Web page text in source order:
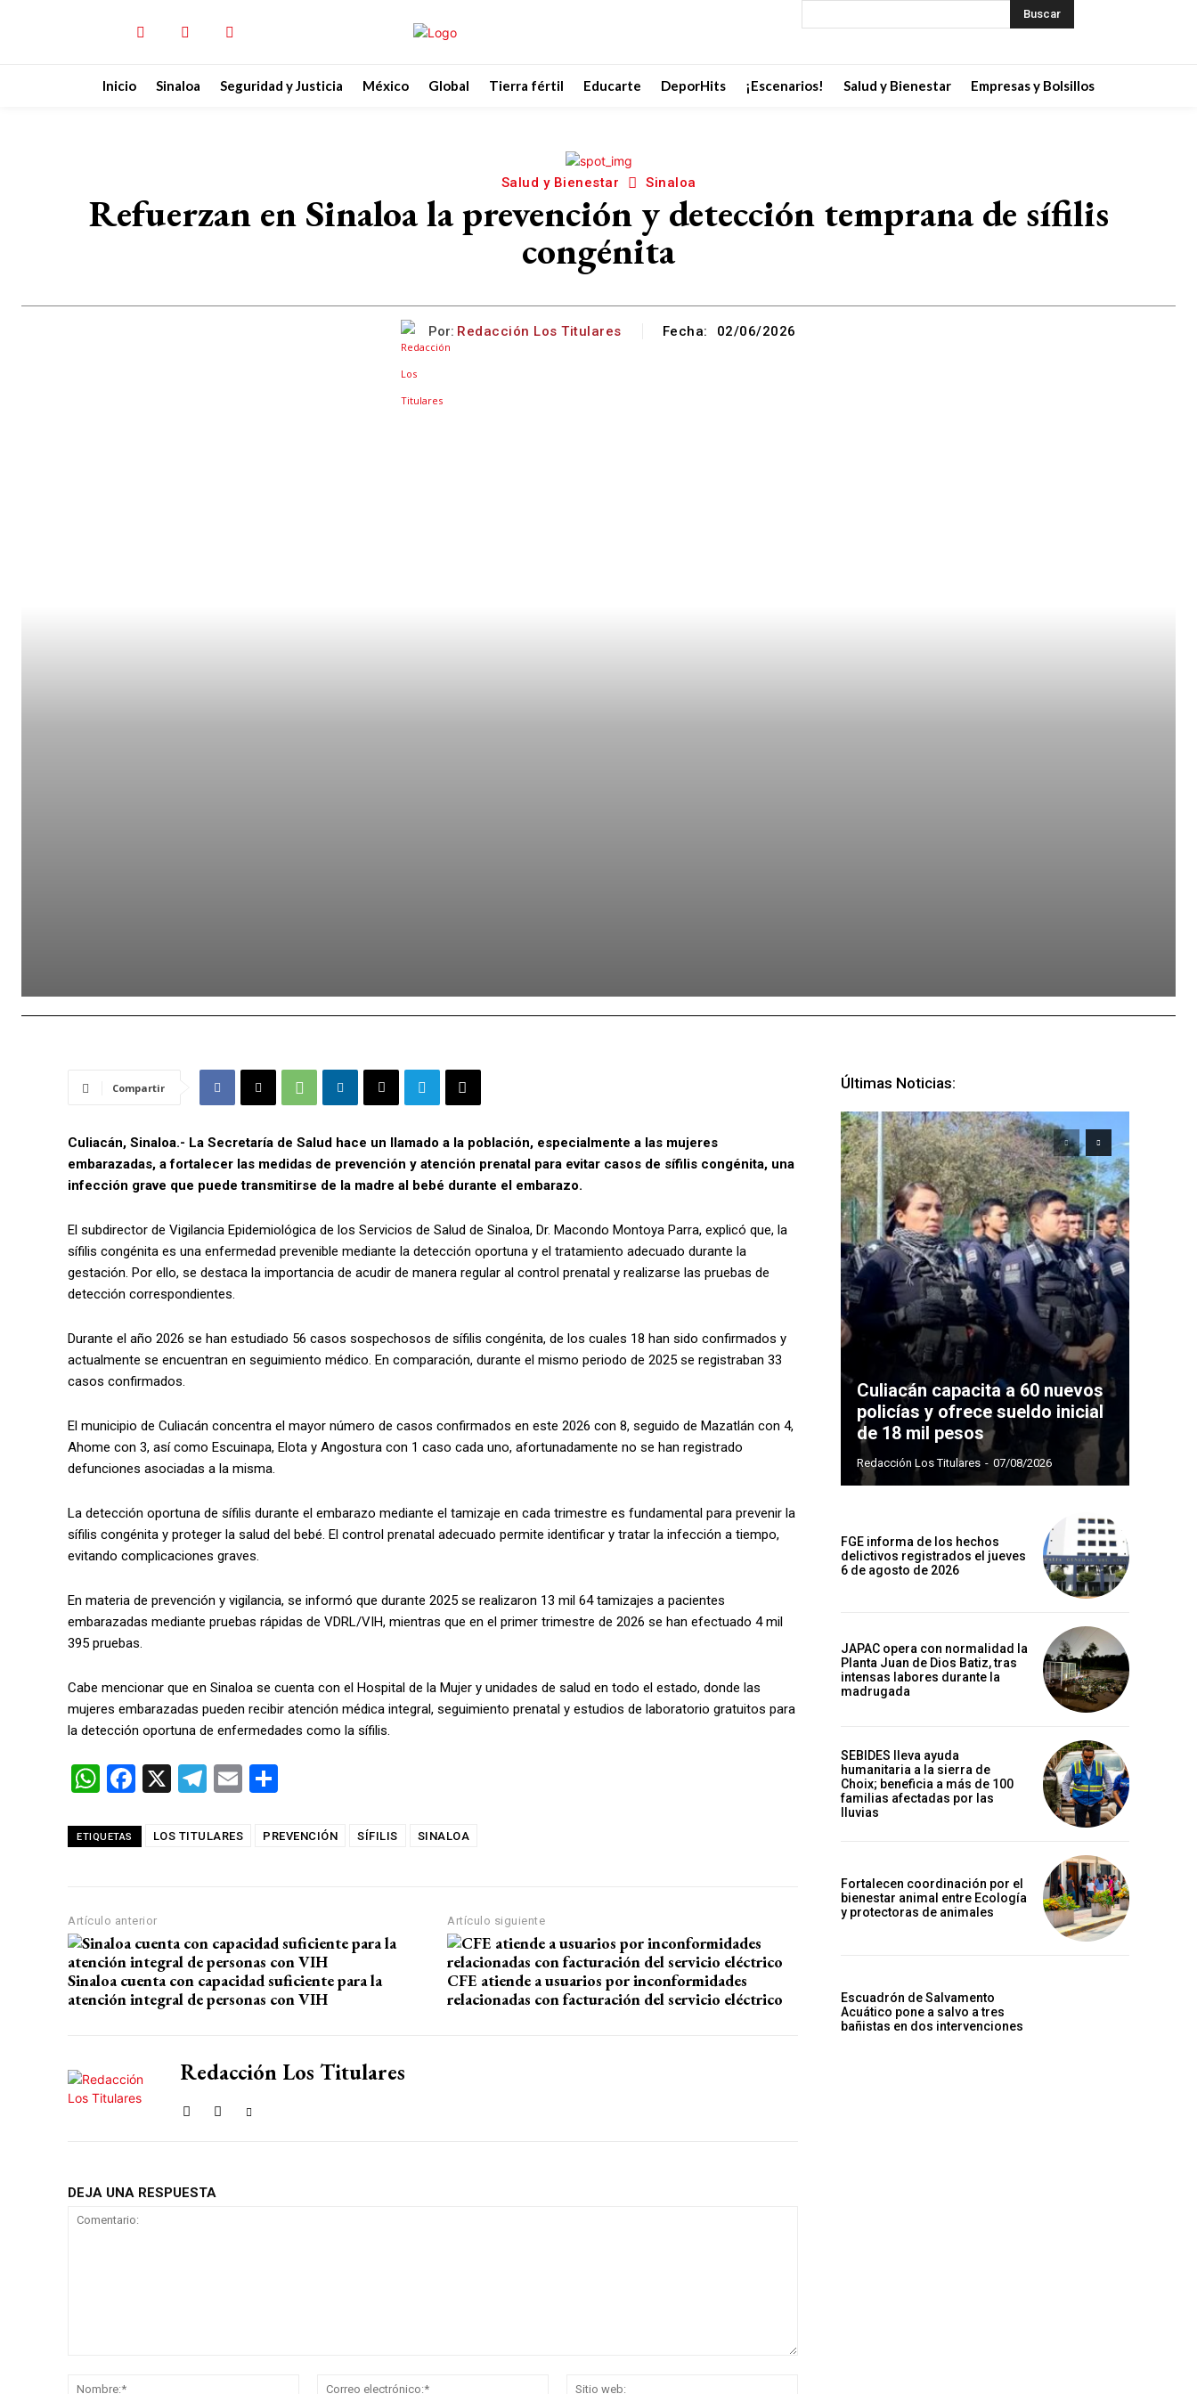
Buscar
Inicio Sinaloa Seguridad y Justicia México Global Tierra fértil Educarte DeporHits ¡Escenarios! Salud y Bienestar Empresas y Bolsillos
Salud y Bienestar Sinaloa
Refuerzan en Sinaloa la prevención y detección temprana de sífilis
congénita
Por: Redacción Los Titulares Fecha: 02/06/2026
Compartir
Culiacán, Sinaloa.- La Secretaría de Salud hace un llamado a la población, especialmente a las mujeres
embarazadas, a fortalecer las medidas de prevención y atención prenatal para evitar casos de sífilis congénita, una
infección grave que puede transmitirse de la madre al bebé durante el embarazo.
El subdirector de Vigilancia Epidemiológica de los Servicios de Salud de Sinaloa, Dr. Macondo Montoya Parra, explicó que, la
sífilis congénita es una enfermedad prevenible mediante la detección oportuna y el tratamiento adecuado durante la
gestación. Por ello, se destaca la importancia de acudir de manera regular al control prenatal y realizarse las pruebas de
detección correspondientes.
Durante el año 2026 se han estudiado 56 casos sospechosos de sífilis congénita, de los cuales 18 han sido confirmados y
actualmente se encuentran en seguimiento médico. En comparación, durante el mismo periodo de 2025 se registraban 33
casos confirmados.
El municipio de Culiacán concentra el mayor número de casos confirmados en este 2026 con 8, seguido de Mazatlán con 4,
Ahome con 3, así como Escuinapa, Elota y Angostura con 1 caso cada uno, afortunadamente no se han registrado
defunciones asociadas a la misma.
La detección oportuna de sífilis durante el embarazo mediante el tamizaje en cada trimestre es fundamental para prevenir la
sífilis congénita y proteger la salud del bebé. El control prenatal adecuado permite identificar y tratar la infección a tiempo,
evitando complicaciones graves.
En materia de prevención y vigilancia, se informó que durante 2025 se realizaron 13 mil 64 tamizajes a pacientes
embarazadas mediante pruebas rápidas de VDRL/VIH, mientras que en el primer trimestre de 2026 se han efectuado 4 mil
395 pruebas.
Cabe mencionar que en Sinaloa se cuenta con el Hospital de la Mujer y unidades de salud en todo el estado, donde las
mujeres embarazadas pueden recibir atención médica integral, seguimiento prenatal y estudios de laboratorio gratuitos para
la detección oportuna de enfermedades como la sífilis.
W
at
p
p
F
ce
o
k
X
T
e
E
ail m
ETIQUETAS LOS TITULARES PREVENCIÓN SÍFILIS SINALOA
Artículo anterior
Sinaloa cuenta con capacidad suficiente para la
atención integral de personas con VIH
Artículo siguiente
CFE atiende a usuarios por inconformidades
relacionadas con facturación del servicio eléctrico
Redacción Los Titulares
DEJA UNA RESPUESTA
Nombre:*
Correo
Últimas Noticias:
Culiacán capacita a 60 nuevos
policías y ofrece sueldo inicial
de 18 mil pesos
Redacción Los Titulares - 07/08/2026
FGE informa de los hechos
delictivos registrados el jueves
6 de agosto de 2026
JAPAC opera con normalidad la
Planta Juan de Dios Batiz, tras
intensas labores durante la
madrugada
SEBIDES lleva ayuda
humanitaria a la sierra de
Choix; beneficia a más de 100
familias afectadas por las
lluvias
Fortalecen coordinación por el
bienestar animal entre Ecología
y protectoras de animales
Escuadrón de Salvamento
Acuático pone a salvo a tres
bañistas en dos intervenciones